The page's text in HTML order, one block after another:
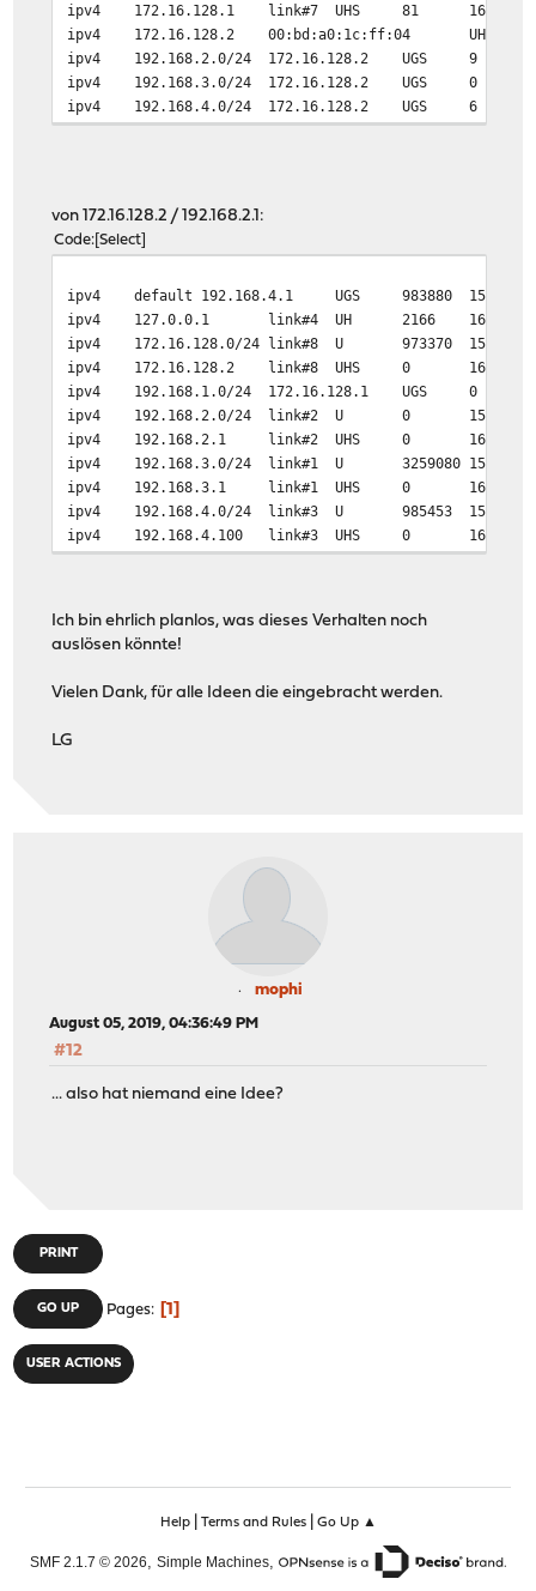
ipv4
172.16.128.1 link#7 UHS 81
16384
ipv4
172.16.128.2 00:bd:a0:1c:ff:04
UHS
ipv4
192.168.2.0/24 172.16.128.2 UGS
9
ipv4
192.168.3.0/24 172.16.128.2 UGS
0
ipv4
192.168.4.0/24 172.16.128.2 UGS 6
von 172.16.128.2 / 192.168.2.1:
Code Select
ipv4 default 192.168.4.1 UGS 983880
1500
ipv4
127.0.0.1 link#4 UH 2166
16384
ipv4
172.16.128.0/24 link#8 U 973370
1500
ipv4
172.16.128.2 link#8 UHS 0
16384
ipv4
192.168.1.0/24 172.16.128.1 UGS
0
ipv4
192.168.2.0/24 link#2 U 0
1500
ipv4
192.168.2.1 link#2 UHS 0
16384
ipv4
192.168.3.0/24 link#1 U 3259080 1500
ipv4
192.168.3.1 link#1 UHS 0
16384
ipv4
192.168.4.0/24 link#3 U 985453
1500
ipv4
192.168.4.100 link#3 UHS 0 16384
Ich bin ehrlich planlos, was dieses Verhalten noch
auslösen könnte!
Vielen Dank, für alle Ideen die eingebracht werden.
LG
mophi
August 05, 2019, 04:36:49 PM
#12
... also hat niemand eine Idee?
PRINT
GO UP Pages 1
USER ACTIONS
Help| Terms and Rules| Go Up ▲
SMF 2.1.7 © 2026 Simple Machines